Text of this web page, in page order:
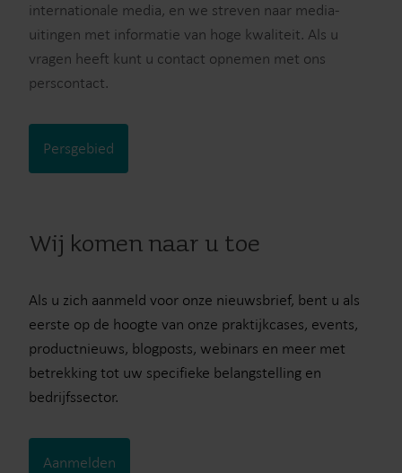
internationale media, en we streven naar media-
uitingen met informatie van hoge kwaliteit. Als u
vragen heeft kunt u contact opnemen met ons
perscontact.
Persgebied
Wij komen naar u toe
Als u zich aanmeld voor onze nieuwsbrief, bent u als
eerste op de hoogte van onze praktijkcases, events,
productnieuws, blogposts, webinars en meer met
betrekking tot uw specifieke belangstelling en
bedrijfssector.
Aanmelden